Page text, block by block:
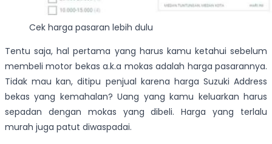
Cek harga pasaran lebih dulu
Tentu saja, hal pertama yang harus kamu ketahui sebelum
membeli motor bekas a.k.a mokas adalah harga pasarannya.
Tidak mau kan, ditipu penjual karena harga Suzuki Address
bekas yang kemahalan? Uang yang kamu keluarkan harus
sepadan dengan mokas yang dibeli. Harga yang terlalu
murah juga patut diwaspadai.